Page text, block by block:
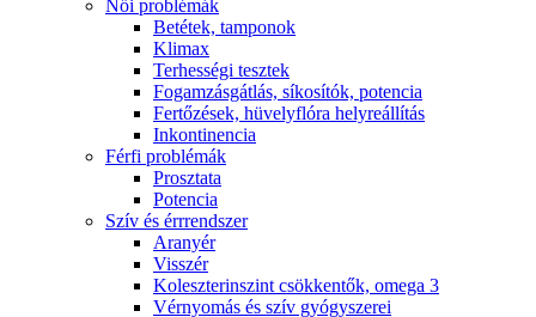
Női problémák
Betétek, tamponok
Klimax
Terhességi tesztek
Fogamzásgátlás, síkosítók, potencia
Fertőzések, hüvelyflóra helyreállítás
Inkontinencia
Férfi problémák
Prosztata
Potencia
Szív és érrrendszer
Aranyér
Visszér
Koleszterinszint csökkentők, omega 3
Vérnyomás és szív gyógyszerei